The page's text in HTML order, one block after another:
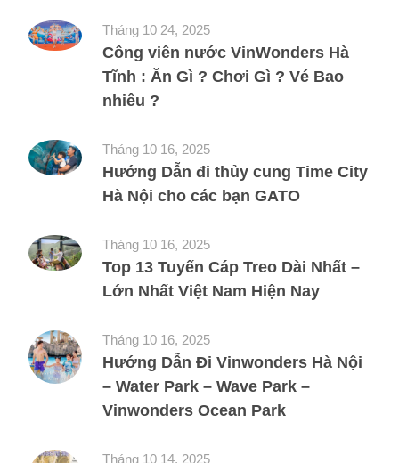
Tháng 10 24, 2025
Công viên nước VinWonders Hà
Tĩnh : Ăn Gì ? Chơi Gì ? Vé Bao
nhiêu ?
Tháng 10 16, 2025
Hướng Dẫn đi thủy cung Time City
Hà Nội cho các bạn GATO
Tháng 10 16, 2025
Top 13 Tuyến Cáp Treo Dài Nhất –
Lớn Nhất Việt Nam Hiện Nay
Tháng 10 16, 2025
Hướng Dẫn Đi Vinwonders Hà Nội
– Water Park – Wave Park –
Vinwonders Ocean Park
Tháng 10 14, 2025